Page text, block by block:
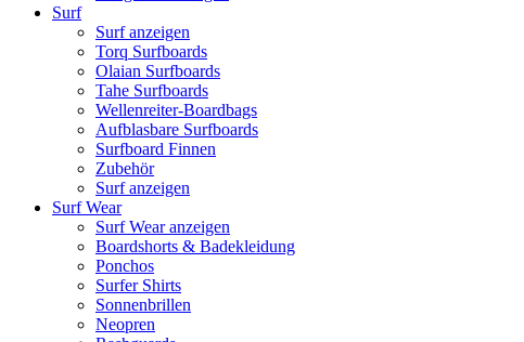
Surf
Surf anzeigen
Torq Surfboards
Olaian Surfboards
Tahe Surfboards
Wellenreiter-Boardbags
Aufblasbare Surfboards
Surfboard Finnen
Zubehör
Surf anzeigen
Surf Wear
Surf Wear anzeigen
Boardshorts & Badekleidung
Ponchos
Surfer Shirts
Sonnenbrillen
Neopren